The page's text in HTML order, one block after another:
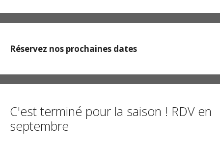
Réservez nos prochaines dates
C'est terminé pour la saison ! RDV en
septembre